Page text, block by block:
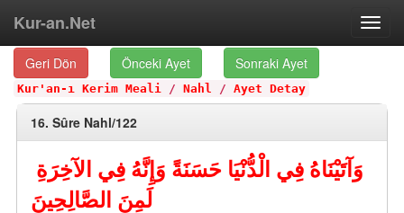
Kur-an.Net
Geri Dön Önceki Ayet Sonraki Ayet
Kur'an-ı Kerim Meali / Nahl / Ayet Detay
16. Sûre Nahl/122
وَآتَيْنَاهُ فِي الْدُّنْيَا حَسَنَةً وَإِنَّهُ فِي الآخِرَةِ
لَمِنَ الصَّالِحِينَ